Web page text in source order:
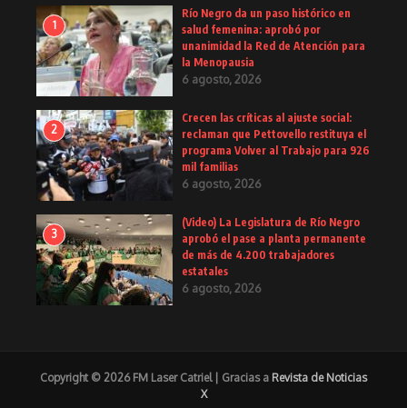
1
Río Negro da un paso histórico en
salud femenina: aprobó por
unanimidad la Red de Atención para
la Menopausia
6 agosto, 2026
2
Crecen las críticas al ajuste social:
reclaman que Pettovello restituya el
programa Volver al Trabajo para 926
mil familias
6 agosto, 2026
3
(Video) La Legislatura de Río Negro
aprobó el pase a planta permanente
de más de 4.200 trabajadores
estatales
6 agosto, 2026
Copyright © 2026 FM Laser Catriel | Gracias a Revista de Noticias
X